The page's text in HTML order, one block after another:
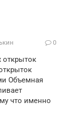
0
открыток
Объемная
что именно